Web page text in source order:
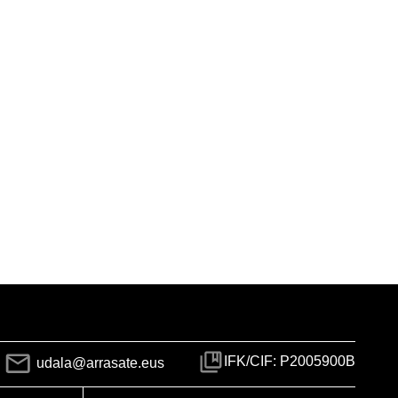
udala@arrasate.eus IFK/CIF: P2005900B